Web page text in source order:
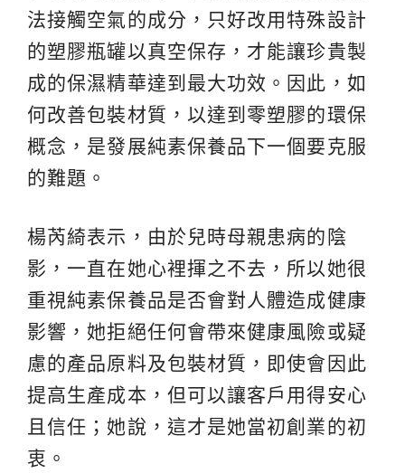
法接觸空氣的成分，只好改用特殊設計
的塑膠瓶罐以真空保存，才能讓珍貴製
成的保濕精華達到最大功效。因此，如
何改善包裝材質，以達到零塑膠的環保
概念，是發展純素保養品下一個要克服
的難題。
楊芮綺表示，由於兒時母親患病的陰
影，一直在她心裡揮之不去，所以她很
重視純素保養品是否會對人體造成健康
影響，她拒絕任何會帶來健康風險或疑
慮的產品原料及包裝材質，即使會因此
提高生產成本，但可以讓客戶用得安心
且信任；她說，這才是她當初創業的初
衷。